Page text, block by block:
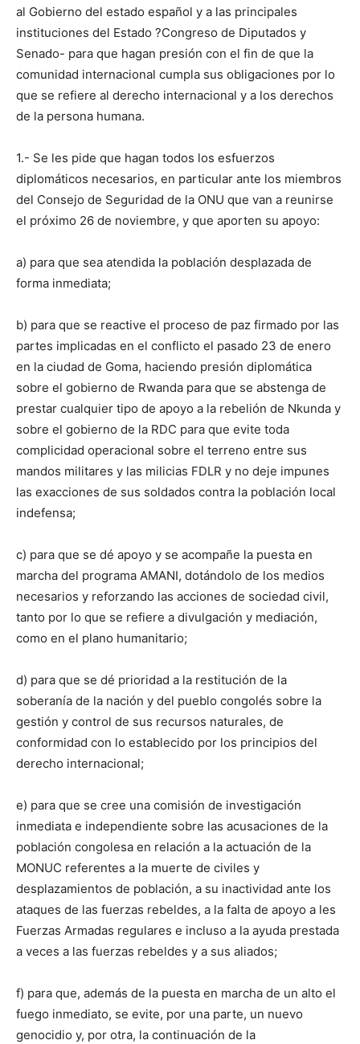
al Gobierno del estado español y a las principales
instituciones del Estado ?Congreso de Diputados y
Senado- para que hagan presión con el fin de que la
comunidad internacional cumpla sus obligaciones por lo
que se refiere al derecho internacional y a los derechos
de la persona humana.
1.- Se les pide que hagan todos los esfuerzos
diplomáticos necesarios, en particular ante los miembros
del Consejo de Seguridad de la ONU que van a reunirse
el próximo 26 de noviembre, y que aporten su apoyo:
a) para que sea atendida la población desplazada de
forma inmediata;
b) para que se reactive el proceso de paz firmado por las
partes implicadas en el conflicto el pasado 23 de enero
en la ciudad de Goma, haciendo presión diplomática
sobre el gobierno de Rwanda para que se abstenga de
prestar cualquier tipo de apoyo a la rebelión de Nkunda y
sobre el gobierno de la RDC para que evite toda
complicidad operacional sobre el terreno entre sus
mandos militares y las milicias FDLR y no deje impunes
las exacciones de sus soldados contra la población local
indefensa;
c) para que se dé apoyo y se acompañe la puesta en
marcha del programa AMANI, dotándolo de los medios
necesarios y reforzando las acciones de sociedad civil,
tanto por lo que se refiere a divulgación y mediación,
como en el plano humanitario;
d) para que se dé prioridad a la restitución de la
soberanía de la nación y del pueblo congolés sobre la
gestión y control de sus recursos naturales, de
conformidad con lo establecido por los principios del
derecho internacional;
e) para que se cree una comisión de investigación
inmediata e independiente sobre las acusaciones de la
población congolesa en relación a la actuación de la
MONUC referentes a la muerte de civiles y
desplazamientos de población, a su inactividad ante los
ataques de las fuerzas rebeldes, a la falta de apoyo a les
Fuerzas Armadas regulares e incluso a la ayuda prestada
a veces a las fuerzas rebeldes y a sus aliados;
f) para que, además de la puesta en marcha de un alto el
fuego inmediato, se evite, por una parte, un nuevo
genocidio y, por otra, la continuación de la